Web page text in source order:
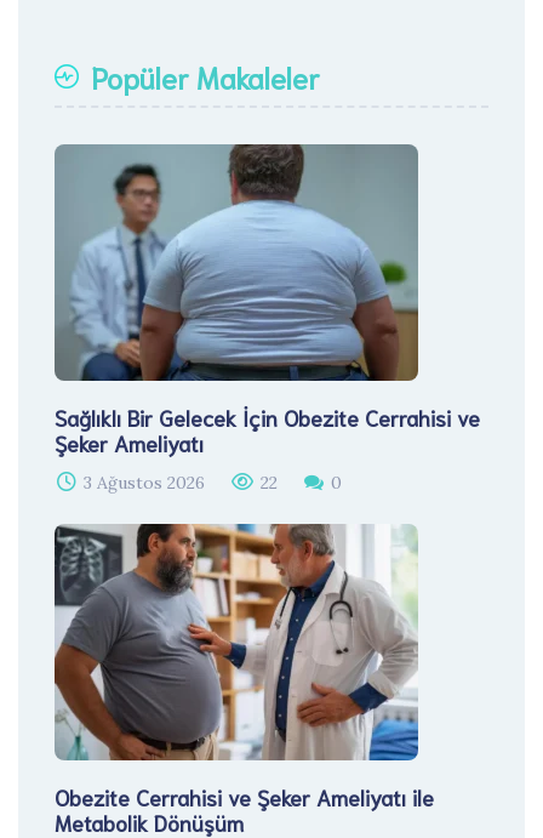
Popüler Makaleler
Sağlıklı Bir Gelecek İçin Obezite Cerrahisi ve
Şeker Ameliyatı
3 Ağustos 2026 22 0
Obezite Cerrahisi ve Şeker Ameliyatı ile
Metabolik Dönüşüm